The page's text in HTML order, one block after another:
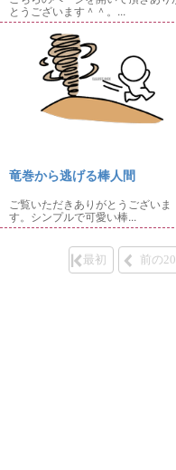
とうございます＾＾。...
竜巻から逃げる棒人間
ご覧いただきありがとうございま
す。シンプルで可愛い棒...
最初 前の